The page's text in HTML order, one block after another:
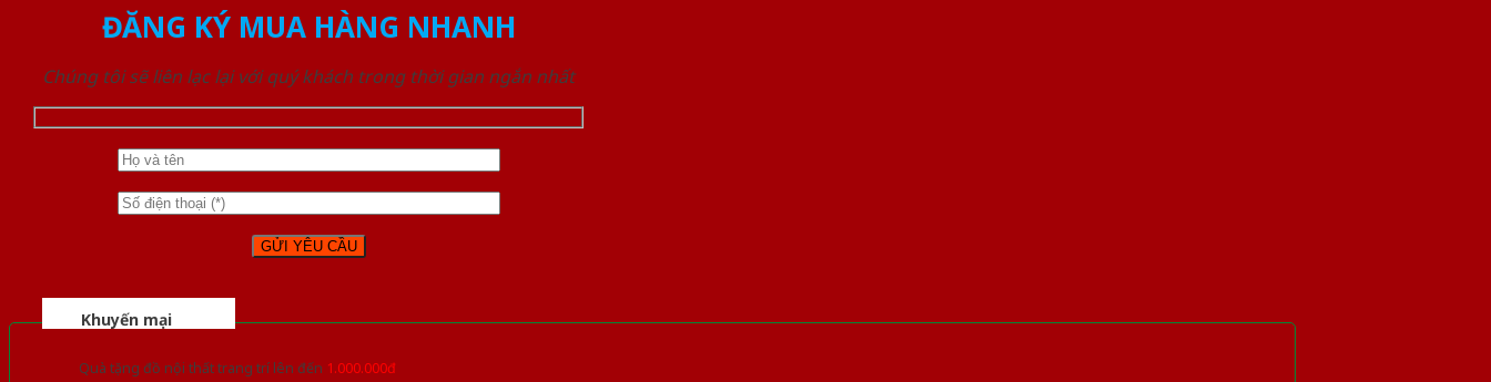
ĐĂNG KÝ MUA HÀNG NHANH
Chúng tôi sẽ liên lạc lại với quý khách trong thời gian ngắn nhất
Khuyến mại
Quà tặng đồ nội thất trang trí lên đến 1.000.000đ